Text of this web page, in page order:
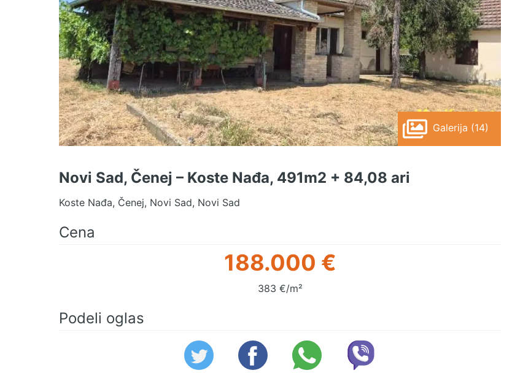
Galerija (14)
Novi Sad, Čenej – Koste Nađa, 491m2 + 84,08 ari
Koste Nađa, Čenej, Novi Sad, Novi Sad
Cena
188.000 €
383 €/m²
Podeli oglas